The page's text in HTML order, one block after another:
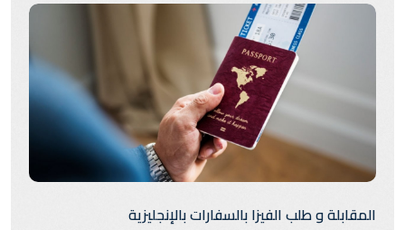
المقابلة و طلب الفيزا بالسفارات بالإنجليزية